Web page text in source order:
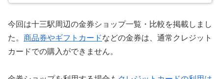
今回は十三駅周辺の金券ショップ一覧・比較を掲載しまし
た。 商品券やギフトカードなどの金券は、通常クレジット
カードでの購入ができません。